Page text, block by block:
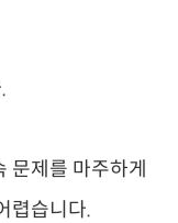
문제를 마주하게
렵습니다.